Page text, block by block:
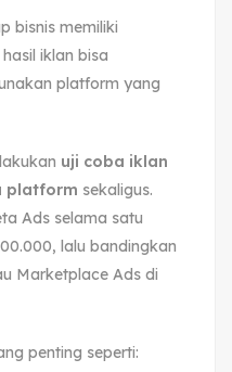
bisnis memiliki
iklan bisa
platform yang
uji coba iklan
platform sekaligus.
Ads selama satu
lalu bandingkan
Marketplace Ads di
penting seperti: